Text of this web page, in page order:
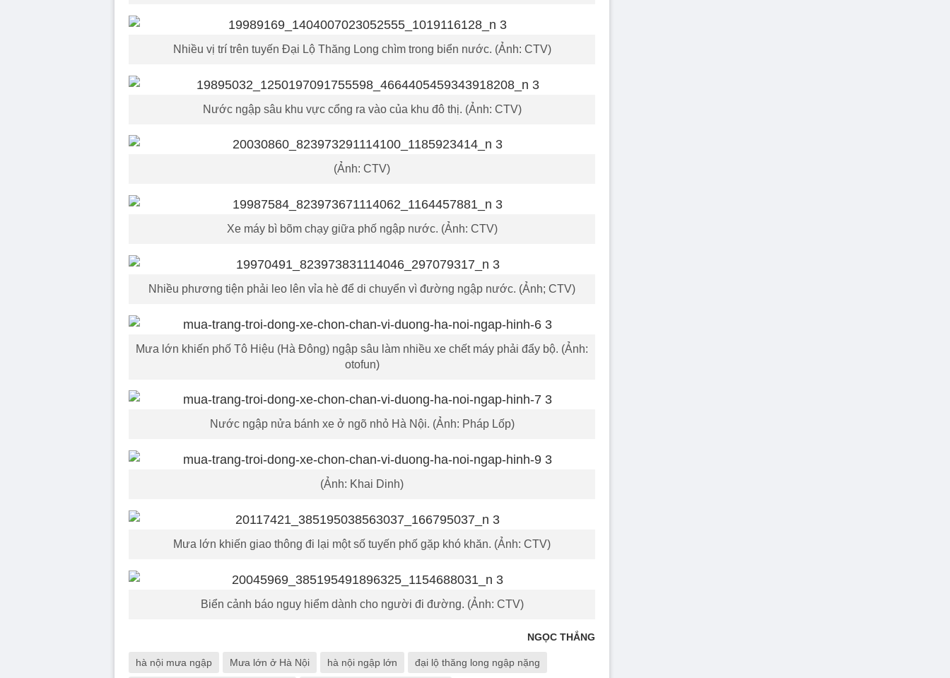
Nhiều vị trí trên tuyến Đại Lộ Thăng Long chìm trong biển nước. (Ảnh: CTV)
Nước ngập sâu khu vực cổng ra vào của khu đô thị. (Ảnh: CTV)
(Ảnh: CTV)
Xe máy bì bõm chạy giữa phố ngập nước. (Ảnh: CTV)
Nhiều phương tiện phải leo lên vỉa hè để di chuyển vì đường ngập nước. (Ảnh; CTV)
Mưa lớn khiến phố Tô Hiệu (Hà Đông) ngập sâu làm nhiều xe chết máy phải đẩy bộ. (Ảnh:
otofun)
Nước ngập nửa bánh xe ở ngõ nhỏ Hà Nội. (Ảnh: Pháp Lốp)
(Ảnh: Khai Dinh)
Mưa lớn khiến giao thông đi lại một số tuyến phố gặp khó khăn. (Ảnh: CTV)
Biển cảnh báo nguy hiểm dành cho người đi đường. (Ảnh: CTV)
NGỌC THẮNG
hà nội mưa ngập Mưa lớn ở Hà Nội hà nội ngập lớn đại lộ thăng long ngập nặng